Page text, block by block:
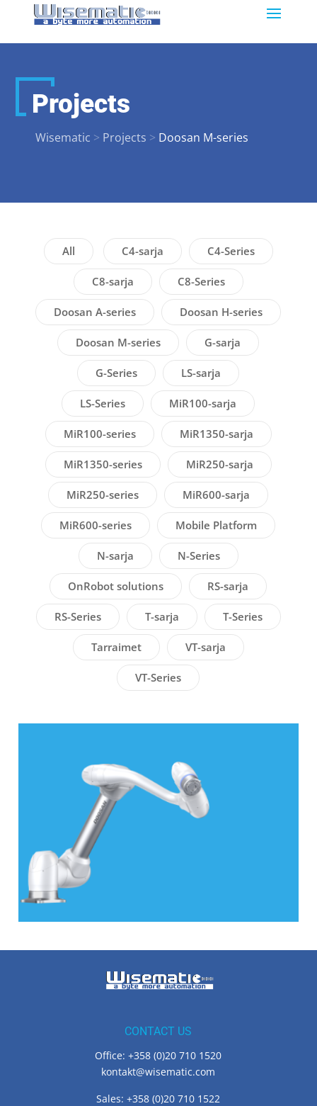
Projects
Wisematic > Projects > Doosan M-series
All C4-sarja C4-Series
C8-sarja C8-Series
Doosan A-series Doosan H-series
Doosan M-series G-sarja
G-Series LS-sarja
LS-Series MiR100-sarja
MiR100-series MiR1350-sarja
MiR1350-series MiR250-sarja
MiR250-series MiR600-sarja
MiR600-series Mobile Platform
N-sarja N-Series
OnRobot solutions RS-sarja
RS-Series T-sarja T-Series
Tarraimet VT-sarja
VT-Series
CONTACT US
Office: +358 (0)20 710 1520
kontakt@wisematic.com
Sales: +358 (0)20 710 1522